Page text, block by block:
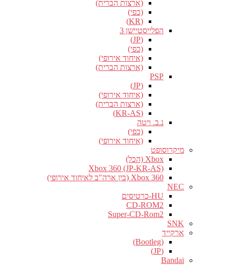
(ארצות הברית)
(כפי)
(KR)
הפלייסטיישן 3
(JP)
(כפי)
(איחוד אירופי)
(ארצות הברית)
PSP
(JP)
(איחוד אירופי)
(ארצות הברית)
(KR-AS)
נ.ב. ויטה
(כפי)
(איחוד אירופי)
מיקרוסופט
Xbox (הכל)
Xbox 360 (JP-KR-AS)
Xbox 360 (בין ארה"ב לאיחוד אירופי)
NEC
HU-כרטיסים
CD-ROM2
Super-CD-Rom2
SNK
ארקייד
(Bootleg)
(JP)
Bandai